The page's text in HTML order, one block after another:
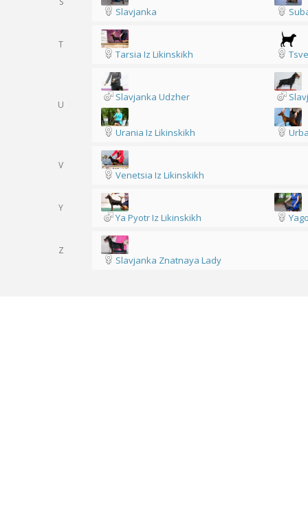
Slavjanka
T
Tarsia Iz Likinskikh
U
Slavjanka Udzher
Urania Iz Likinskikh
V
Venetsia Iz Likinskikh
Y
Ya Pyotr Iz Likinskikh
Z
Slavjanka Znatnaya Lady